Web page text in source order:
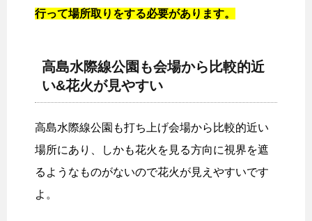
行って場所取りをする必要があります。
高島水際線公園も会場から比較的近
い&花火が見やすい
高島水際線公園も打ち上げ会場から比較的近い
場所にあり、しかも花火を見る方向に視界を遮
るようなものがないので花火が見えやすいです
よ。